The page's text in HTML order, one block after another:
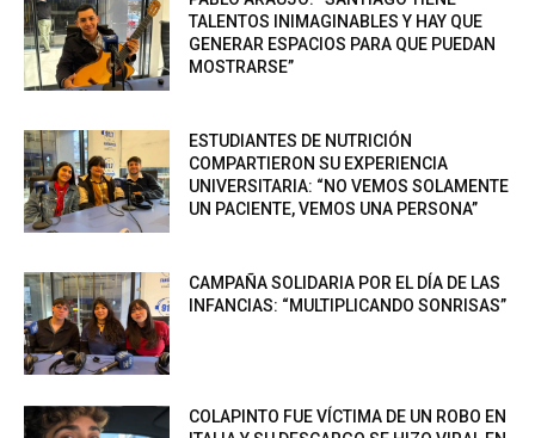
TALENTOS INIMAGINABLES Y HAY QUE
GENERAR ESPACIOS PARA QUE PUEDAN
MOSTRARSE”
ESTUDIANTES DE NUTRICIÓN
COMPARTIERON SU EXPERIENCIA
UNIVERSITARIA: “NO VEMOS SOLAMENTE
UN PACIENTE, VEMOS UNA PERSONA”
CAMPAÑA SOLIDARIA POR EL DÍA DE LAS
INFANCIAS: “MULTIPLICANDO SONRISAS”
COLAPINTO FUE VÍCTIMA DE UN ROBO EN